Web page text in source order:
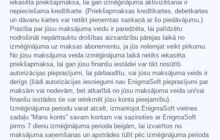
iekasēta priekšapmaksa, lai gan izmēģinājuma aktivizēšanai ir
nepieciešama kredītkarte. (Priekšapmaksas kredītkartes, debetkartes
un dāvanu kartes var netikt pieņemtas saskaņā ar šo piedāvājumu.)
Prasība par jūsu maksājuma veidu ir paredzēta, lai palīdzētu
nodrošināt nepārtrauktu drošības aizsardzību pārejas laikā no
izmēģinājuma uz maksas abonementu, ja jūs nolemjat veikt pirkumu.
No jūsu maksājuma veida izmēģinājuma laikā netiks iekasēta
priekšapmaksa, lai gan jūsu finanšu iestādei var tikt nosūtīti
autorizācijas pieprasījumi, lai pārbaudītu, vai jūsu maksājuma veids ir
derīgs (šādi autorizācijas iesniegumi nav EnigmaSoft pieprasījumi par
maksām vai nodevām, bet atkarībā no jūsu maksājuma veida un/vai
finanšu iestādes tie var ietekmēt jūsu konta pieejamību).
Izmēģinājuma periodu varat atcelt, izmantojot EnigmaSoft vietnes
sadaļu “Mans konts” savam kontam vai sazinoties ar EnigmaSoft
pirms 7 dienu izmēģinājuma perioda beigām, lai izvairītos no
maksājuma saņemšanas un apstrādes tūlīt pēc izmēģinājuma perioda